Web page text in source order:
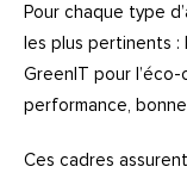
Pour chaque type
les plus pertinents :
GreenIT pour
performance,
Ces cadres